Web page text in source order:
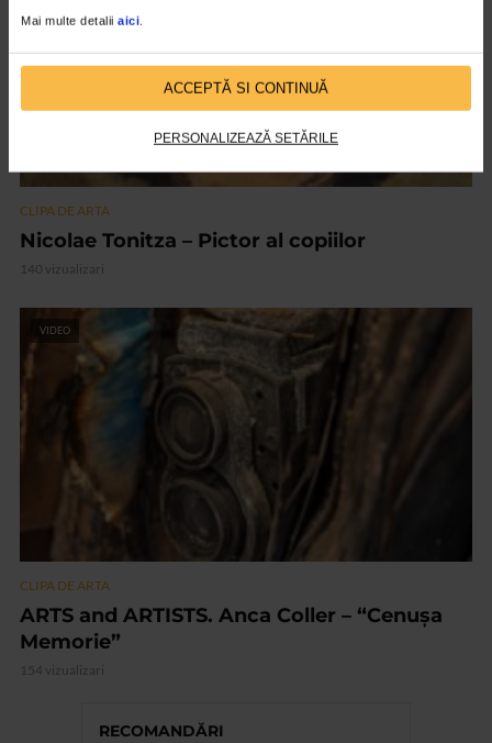
Mai multe detalii aici
ACCEPTĂ SI CONTINUĂ
PERSONALIZEAZĂ SETĂRILE
CLIPA DE ARTA
Nicolae Tonitza – Pictor al copiilor
140 vizualizari
VIDEO
CLIPA DE ARTA
ARTS and ARTISTS. Anca Coller – “Cenușa
Memorie”
154 vizualizari
RECOMANDĂRI